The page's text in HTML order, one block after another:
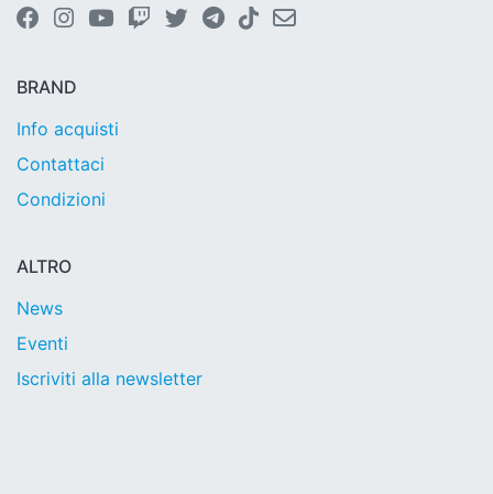
BRAND
Info acquisti
Contattaci
Condizioni
ALTRO
News
Eventi
Iscriviti alla newsletter